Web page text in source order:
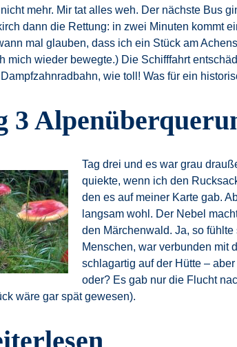
mehr. Mir tat alles weh. Der nächste Bus
dann die Rettung: in zwei Minuten kommt
mal glauben, dass ich ein Stück am
mich wieder bewegte.) Die Schifffahrt
wie toll! Was für ein
3
Tag drei und es war grau
quiekte, wenn ich den
den es auf meiner Karte gab.
langsam wohl. Der Nebel
den Märchenwald. Ja, so
Menschen, war verbunden mit
schlagartig auf der Hütte –
oder? Es gab nur die Flucht
wäre gar spät gewesen).